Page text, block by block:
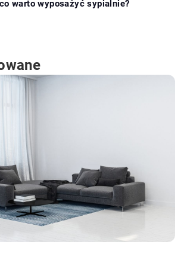
warto wyposażyć sypialnie?